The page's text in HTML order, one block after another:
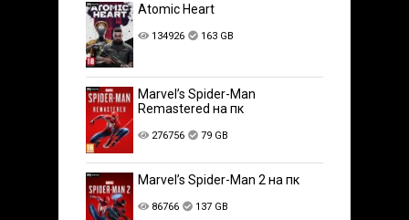
Atomic Heart
134926 163 GB
Marvel’s Spider-Man
Remastered на пк
276756 79 GB
Marvel’s Spider-Man 2 на пк
86766 137 GB